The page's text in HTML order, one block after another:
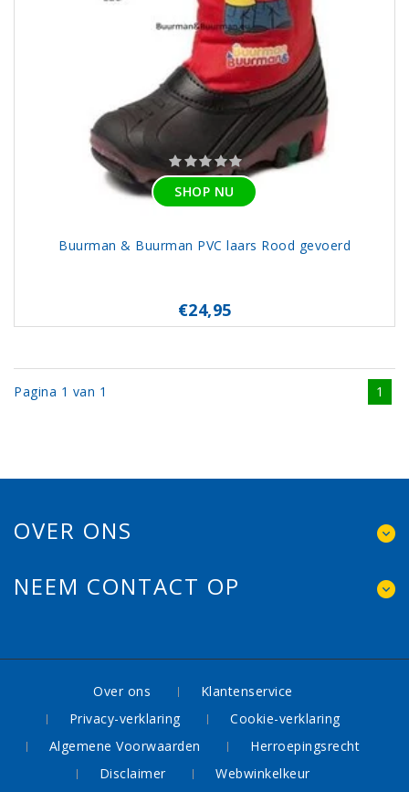
SHOP NU
Buurman & Buurman PVC laars Rood gevoerd
€24,95
Pagina 1 van 1 1
OVER ONS
NEEM CONTACT OP
Over ons
Klantenservice
Privacy-verklaring
Cookie-verklaring
Algemene Voorwaarden
Herroepingsrecht
Disclaimer
Webwinkelkeur